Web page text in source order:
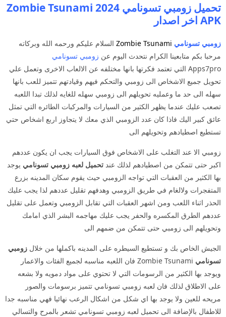
تحميل زومبي تسونامي 2024 Zombie Tsunami
APK اخر اصدار
زومبي تسونامي Zombie Tsunami السلام عليكم ورحمه الله وبركاته
مرحبا بكم متابعينا الكرام نتحدث اليوم عن زومبي تسونامي
Apps7pro التي تعتمد فكرتها بانها مختلفه عن الالعاب الاخرى وتعمل علي
تحويل جميع الاشخاص الى زومبي والتحكم فيهم وقيادتهم تتميز للعب بانها
سهله الى حد ما وعمليه تحويلهم الى زومبي سهله للغايه لذلك تبدا اللعبه
تصعب عليك عندما يظهر الكثير من السيارات والمركبات الطائره التي تمثل
عائق كبير اليك فاذا كان عدد الزومبي الذي معك لا يتجاوز اربع اشخاص حتي
تستطيع اصطيادهم وتحويلهم الى
زومبي الا عند التغلب على الاشخاص فوق السيارات يجب ان يكون عددهم
اكبر حتى تتمكن من اصطيادهم لذلك عند تحميل لعبه زومبي تسونامي يوجد
بها الكثير من العقبات التي تواجه الزومبي حيث يقوم سكان المدينه بزرع
المتفجرات ولالغام في طريق الزومبي وهدفهم تقليل عددهم لذا يجب عليك
الحذر اثناء اللعب ومن اشهر العقبات التي تقابل الزومبي وتعمل على تقليل
عددهم الطرق المكسره والحفر يجب عليك مهاجمه البشر الذي امامك
وتحويلهم الى زومبي حتى تتمكن من ضمهم الى
الجيش الخاص بك و تستطيع السيطره على المدينه باكملها من خلال زومبي
تسونامي
Zombie Tsunami فان اللعبه مناسبه لجميع الفئات والاعمار
ويوجد بها الكثير من الرسومات التي لا تحتوي على مواد دمويه ولا بشعه
على الاطلاق لذلك فان لعبه زومبي تسونامي تتميز برسومات والصور
مريحه للعين ولا يوجد بها اي شكل من اشكال الرعب نهائيا فهي مناسبه جدا
للاطفال بالإضافة الى تحميل لعبه زومبي تسونامي تشعر بالمرح والتسالي